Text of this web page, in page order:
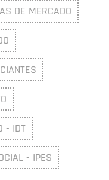
DE MERCADO
- IDT
- IPES